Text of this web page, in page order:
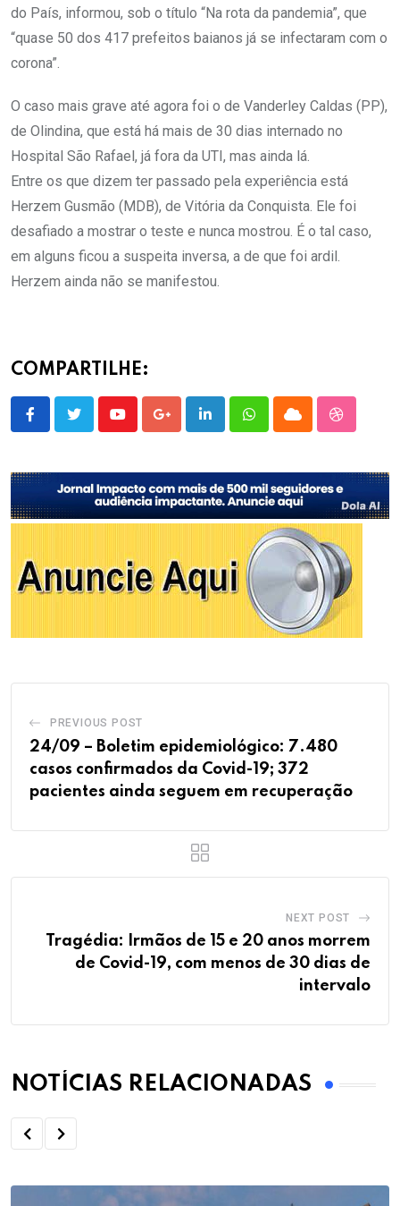
do País, informou, sob o título “Na rota da pandemia”, que
“quase 50 dos 417 prefeitos baianos já se infectaram com o
corona”.
O caso mais grave até agora foi o de Vanderley Caldas (PP),
de Olindina, que está há mais de 30 dias internado no
Hospital São Rafael, já fora da UTI, mas ainda lá.
Entre os que dizem ter passado pela experiência está
Herzem Gusmão (MDB), de Vitória da Conquista. Ele foi
desafiado a mostrar o teste e nunca mostrou. É o tal caso,
em alguns ficou a suspeita inversa, a de que foi ardil.
Herzem ainda não se manifestou.
COMPARTILHE:
YoutubeGoogle+LinkedInWhatsappCloud
PREVIOUS POST
24/09 – Boletim epidemiológico: 7.480
casos confirmados da Covid-19; 372
pacientes ainda seguem em recuperação
NEXT POST
Tragédia: Irmãos de 15 e 20 anos morrem
de Covid-19, com menos de 30 dias de
intervalo
NOTÍCIAS RELACIONADAS